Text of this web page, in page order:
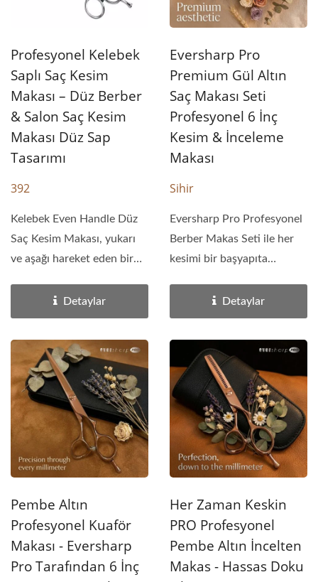
Profesyonel Kelebek
Saplı Saç Kesim
Makası – Düz Berber
& Salon Saç Kesim
Makası Düz Sap
Tasarımı
392
Kelebek Even Handle Düz
Saç Kesim Makası, yukarı
ve aşağı hareket eden bir
Detaylar
Eversharp Pro
Premium Gül Altın
Saç Makası Seti
Profesyonel 6 İnç
Kesim & İnceleme
Makası
Sihir
Eversharp Pro Profesyonel
Berber Makas Seti ile her
kesimi bir başyapıta
Detaylar
Pembe Altın
Profesyonel Kuaför
Makası - Eversharp
Pro Tarafından 6 İnç
Her Zaman Keskin
PRO Profesyonel
Pembe Altın İncelten
Makas - Hassas Doku